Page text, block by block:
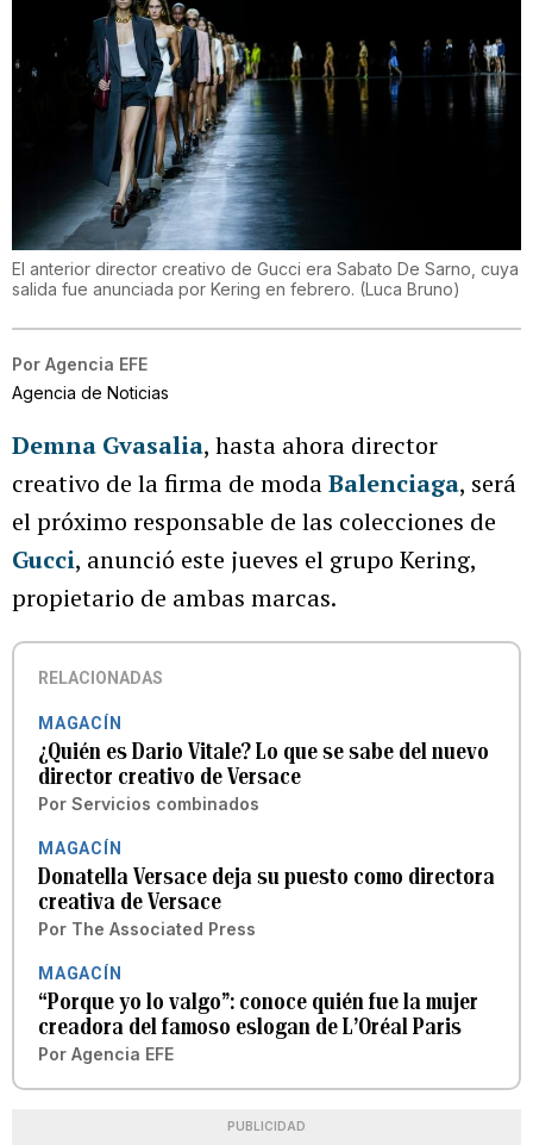
El anterior director creativo de Gucci era Sabato De Sarno, cuya
salida fue anunciada por Kering en febrero. (Luca Bruno)
Por Agencia EFE
Agencia de Noticias
Demna Gvasalia, hasta ahora director
creativo de la firma de modaBalenciaga, será
el próximo responsable de las colecciones de
Gucci, anunció este jueves el grupo Kering,
propietario de ambas marcas.
RELACIONADAS
MAGACÍN
¿Quién es Dario Vitale? Lo que se sabe del nuevo
director creativo de Versace
Por Servicios combinados
MAGACÍN
Donatella Versace deja su puesto como directora
creativa de Versace
Por The Associated Press
MAGACÍN
“Porque yo lo valgo”: conoce quién fue la mujer
creadora del famoso eslogan de L’Oréal Paris
Por Agencia EFE
PUBLICIDAD